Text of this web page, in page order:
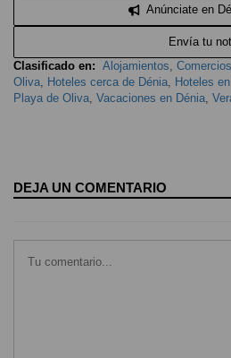
Anúnciate en
Envía tu
Clasificado en: Alojamientos,
Oliva, Hoteles cerca de Dénia, Hoteles
Playa de Oliva, Vacaciones en Dénia,
DEJA UN COMENTARIO